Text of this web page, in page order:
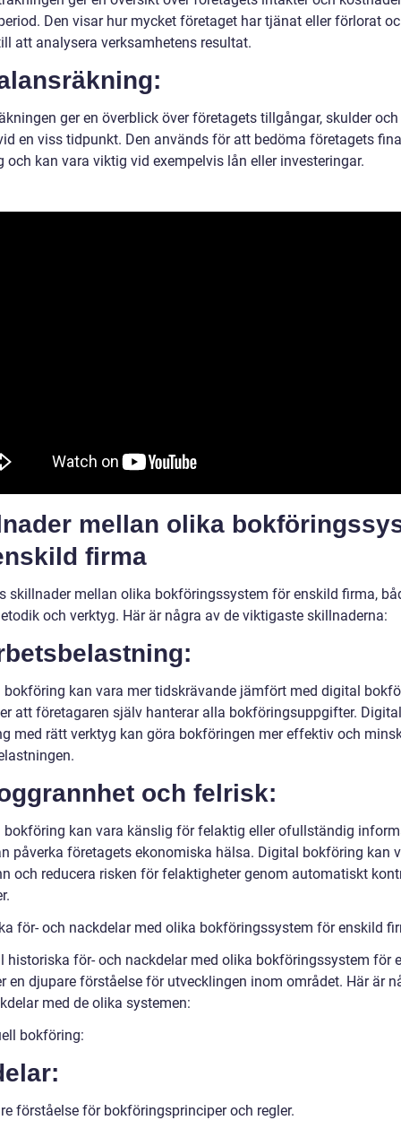
Den visar hur mycket företaget har tjänat eller förlorat
att analysera verksamhetens resultat.
ger en överblick över företagets tillgångar, skulder och
en viss tidpunkt. Den används för att bedöma företagets
och kan vara viktig vid exempelvis lån eller investeringar.
mellan olika
firma
skillnader mellan olika bokföringssystem för enskild firma,
och verktyg. Här är några av de viktigaste skillnaderna:
bokföring kan vara mer tidskrävande jämfört med digital
att företagaren själv hanterar alla bokföringsuppgifter. Digital
med rätt verktyg kan göra bokföringen mer effektiv och
och felrisk:
bokföring kan vara känslig för felaktig eller ofullständig
påverka företagets ekonomiska hälsa. Digital bokföring kan
och reducera risken för felaktigheter genom automatiskt
för- och nackdelar med olika bokföringssystem för enskild
historiska för- och nackdelar med olika bokföringssystem för
en djupare förståelse för utvecklingen inom området. Här är
med de olika systemen:
bokföring:
förståelse för bokföringsprinciper och regler.